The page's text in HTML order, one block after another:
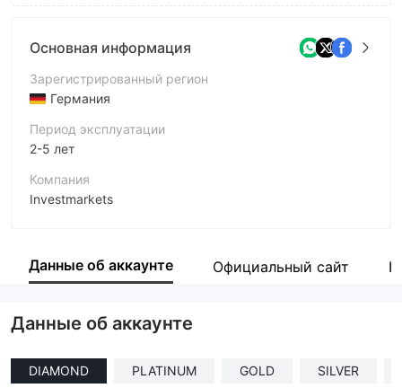
Основная информация
Зарегистрированный регион
Германия
Период эксплуатации
2-5 лет
Компания
Investmarkets
Сотрудник компании
Данные об аккаунте Официальный сайт
Данные об аккаунте
DIAMOND PLATINUM GOLD SILVER